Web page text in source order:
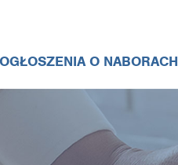
OGŁOSZENIA O NABORACH